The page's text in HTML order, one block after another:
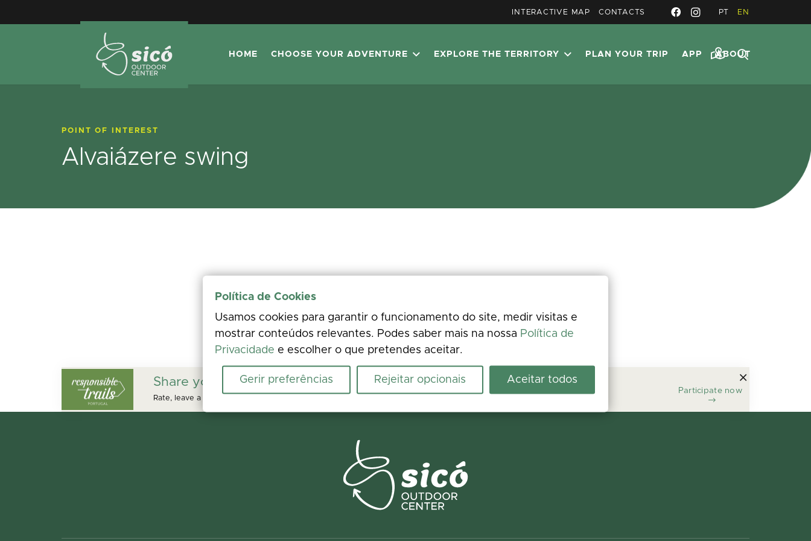
INTERACTIVE MAP CONTACTS PT EN
HOME CHOOSE YOUR ADVENTURE EXPLORE THE TERRITORY PLAN YOUR TRIP APP ABOUT
POINT OF INTEREST
Alvaiázere swing
Share your experience
Rate, leave a comment, and add photos. Your feedback improves the information for everyone.
Participate now
Política de Cookies
Usamos cookies para garantir o funcionamento do site, medir visitas e
mostrar conteúdos relevantes. Podes saber mais na nossa Política de
Privacidade e escolher o que pretendes aceitar.
Gerir preferências Rejeitar opcionais Aceitar todos